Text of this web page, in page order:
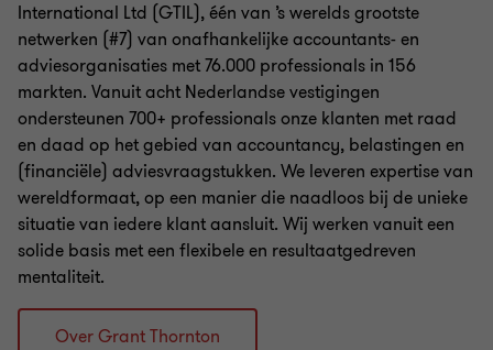
International Ltd (GTIL), één van ’s werelds grootste
netwerken (#7) van onafhankelijke accountants- en
adviesorganisaties met 76.000 professionals in 156
markten. Vanuit acht Nederlandse vestigingen
ondersteunen 700+ professionals onze klanten met raad
en daad op het gebied van accountancy, belastingen en
(financiële) adviesvraagstukken. We leveren expertise van
wereldformaat, op een manier die naadloos bij de unieke
situatie van iedere klant aansluit. Wij werken vanuit een
solide basis met een flexibele en resultaatgedreven
mentaliteit.
Over Grant Thornton